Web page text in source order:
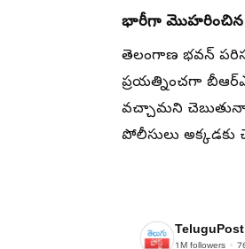
భారీగా మొహరించిన
తెలంగాణ భవన్
ప్రయత్నించగా
వచ్చామని
పోలీసులు అక్కడకు
1M followers